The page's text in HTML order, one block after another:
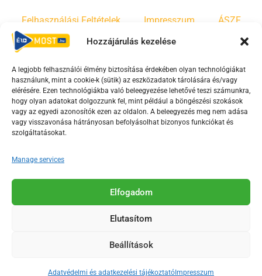
Hozzájárulás kezelése
A legjobb felhasználói élmény biztosítása érdekében olyan technológiákat
használunk, mint a cookie-k (sütik) az eszközadatok tárolására és/vagy
elérésére. Ezen technológiákba való beleegyezése lehetővé teszi számunkra,
hogy olyan adatokat dolgozzunk fel, mint például a böngészési szokások
vagy az egyedi azonosítók ezen az oldalon. A beleegyezés meg nem adása
vagy visszavonása hátrányosan befolyásolhat bizonyos funkciókat és
szolgáltatásokat.
Manage services
Elfogadom
Elutasítom
Beállítások
Adatvédelmi és adatkezelési tájékoztató Impresszum
Felhasználási Feltételek Impresszum ÁSZF
Irányelvek Moderálási szabályzat
F
a
c
e
o
o
-
Y
o
u
t
b
e
s
r
T
i
k
Az Érd Média médiaszolgáltatási tevékenységét a
Médiatanács a Magyar Média Mecenatúra program
2018-2026. © Minden jog fenntartva, Érd Megyei Jogú Város